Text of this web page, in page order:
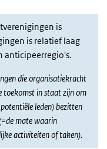
is
is relatief laag
anticipeerregio's.
die organisatiekracht
toekomst in staat zijn om
leden) bezitten
mate waarin
activiteiten of taken).